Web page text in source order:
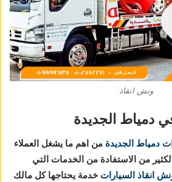
ونش انقاذ
دمياط الجديدة
دمياط الجديدة من اهم ما يشغل العملاء
من الاستفادة من الخدمات التي
انقاذ السيارات خدمة يحتاجها كل مالك